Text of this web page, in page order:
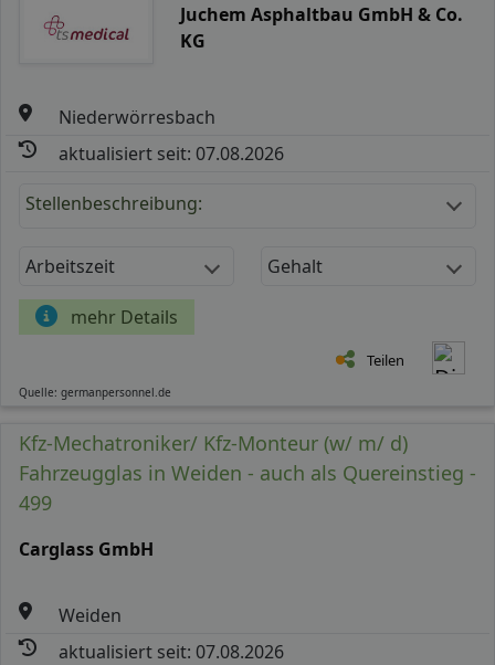
Juchem Asphaltbau GmbH & Co.
KG
Niederwörresbach
aktualisiert seit: 07.08.2026
Stellenbeschreibung:
Arbeitszeit Gehalt
mehr Details
Teilen
Quelle: germanpersonnel.de
Kfz-Mechatroniker/ Kfz-Monteur (w/ m/ d)
Fahrzeugglas in Weiden - auch als Quereinstieg -
499
Carglass GmbH
Weiden
aktualisiert seit: 07.08.2026